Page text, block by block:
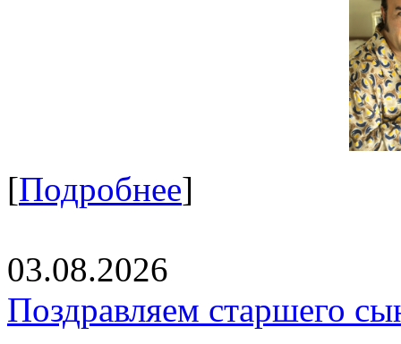
[Подробнее]
03.08.2026
Поздравляем старшего